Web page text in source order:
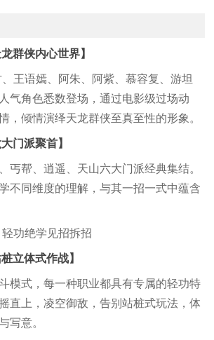
群侠内心世界】
王语嫣、阿朱、阿紫、慕容复、游坦
气角色悉数登场，通过电影级过场动
，倾情演绎天龙群侠至真至性的形象。
门派聚首】
丐帮、逍遥、天山六大门派经典集结。
不同维度的理解，与其一招一式中蕴含
功绝学见招拆招
立体式作战】
模式，每一种职业都具有专属的轻功特
直上，凌空御敌，告别站桩式玩法，体
写意。